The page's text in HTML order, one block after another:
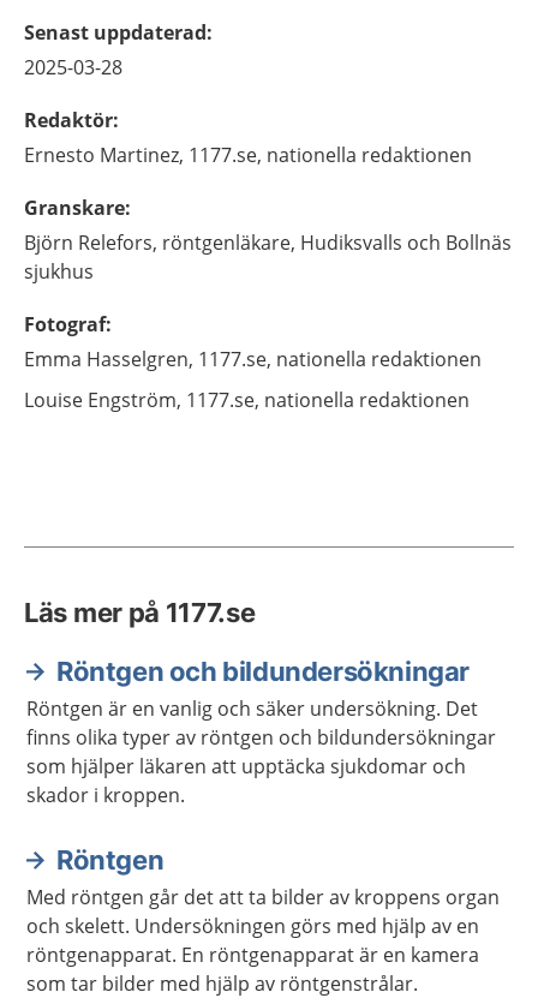
Senast uppdaterad:
2025-03-28
Redaktör:
Ernesto Martinez, 1177.se, nationella redaktionen
Granskare:
Björn Relefors, röntgenläkare, Hudiksvalls och Bollnäs
sjukhus
Fotograf:
Emma Hasselgren, 1177.se, nationella redaktionen
Louise Engström, 1177.se, nationella redaktionen
Läs mer på 1177.se
Röntgen och bildundersökningar
Röntgen är en vanlig och säker undersökning. Det
finns olika typer av röntgen och bildundersökningar
som hjälper läkaren att upptäcka sjukdomar och
skador i kroppen.
Röntgen
Med röntgen går det att ta bilder av kroppens organ
och skelett. Undersökningen görs med hjälp av en
röntgenapparat. En röntgenapparat är en kamera
som tar bilder med hjälp av röntgenstrålar.